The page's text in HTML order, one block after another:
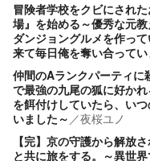
冒険者学校をクビにされ
場』を始める～優秀な元
ダンジョングルメを作っ
来て毎日俺を奪い合って
仲間のAランクパーティに
で最強の九尾の狐に好か
を餌付けしていたら、い
いました～ ／夜桜ユノ
【完】京の守護から解放
と共に旅をする。～異世